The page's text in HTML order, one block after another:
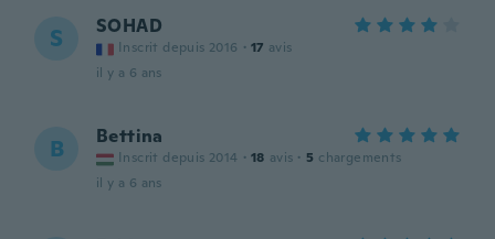
S SOHAD
Inscrit depuis 2016 · 17 avis
il y a 6 ans
B Bettina
Inscrit depuis 2014 · 18 avis · 5 chargements
il y a 6 ans